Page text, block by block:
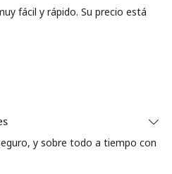
fácil y rápido. Su precio está
y sobre todo a tiempo con